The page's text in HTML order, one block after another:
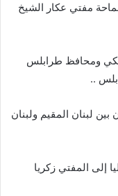
مفتي عكار الشيخ
ومحافظ طرابلس
..
لبنان المقيم ولبنان
إلى المفتي زكريا